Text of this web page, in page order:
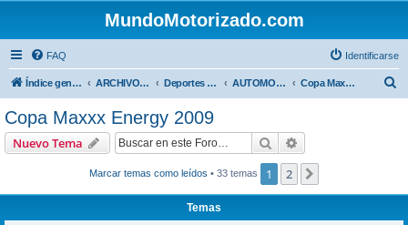
MundoMotorizado.com
FAQ Identificarse
Índice general ARCHIVO HASTA 2018 Deportes Internacionales AUTOMOVILISMO DE CENTROAMERICA Copa Maxxx Energy 2009
Copa Maxxx Energy 2009
Nuevo Tema Buscar
Marcar temas como leídos • 33 temas 1 2
Temas